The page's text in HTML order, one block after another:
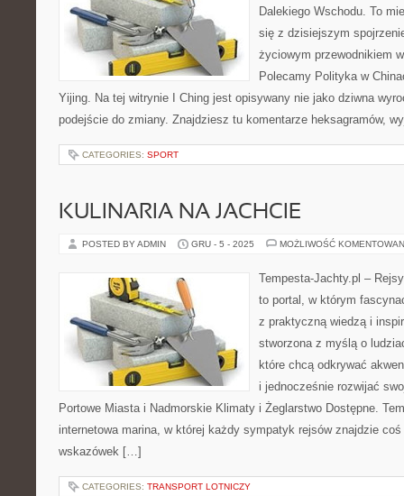
Dalekiego Wschodu. To
się z dzisiejszym
życiowym przewodnikiem
Polecamy Polityka w
Yijing. Na tej witrynie I Ching jest opisywany nie jako dziwna
podejście do zmiany. Znajdziesz tu komentarze heksagramów,
CATEGORIES: SPORT
KULINARIA NA JACHCIE
POSTED BY ADMIN GRU - 5 - 2025 MOŻLIWOŚĆ
Tempesta-Jachty.pl –
to portal, w którym
z praktyczną wiedzą i
stworzona z myślą o
które chcą odkrywać
i jednocześnie rozwijać
Portowe Miasta i Nadmorskie Klimaty i Żeglarstwo Dostępne.
internetowa marina, w której każdy sympatyk rejsów znajdzie
wskazówek […]
CATEGORIES: TRANSPORT LOTNICZY